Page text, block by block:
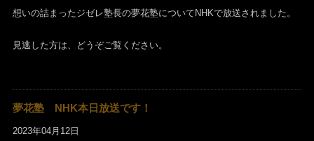
想いの詰まったジゼレ塾長の夢花塾についてNHKで放送されました。
見逃した方は、どうぞご覧ください。
夢花塾 NHK本日放送です！
2023年04月12日